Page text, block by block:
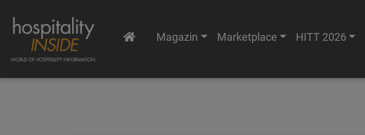
Magazin Marketplace HITT 2026